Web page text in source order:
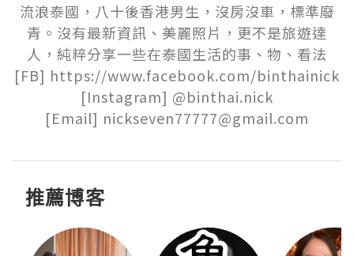
流浪泰國，八十後香港男生，沒房沒車，標準廢
青。沒有最新資訊、美麗照片，更不是旅遊達
人，純粹分享一些在泰國生活的事、物、看法
[FB] https://www.facebook.com/binthainick
[Instagram] @binthai.nick
[Email] nickseven77777@gmail.com
推薦博客